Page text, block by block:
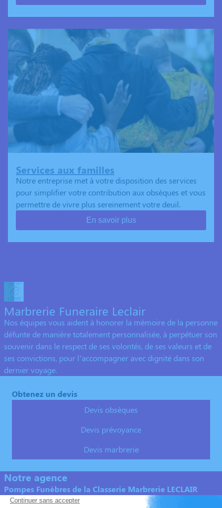
Services aux familles
Notre entreprise met à votre disposition des services
pour simplifier votre contribution aux obsèques et vous
permettre de vivre plus sereinement votre deuil.
En savoir plus
Marbrerie Funeraire Leclair
Nos équipes vous aident à honorer la mémoire de la personne
défunte de manière totalement personnalisée, à perpétuer son
souvenir dans le respect de ses volontés, de ses valeurs et de
ses convictions, pour l’accompagner avec dignité dans son
dernier voyage.
Obtenez un devis
Devis obsèques
Devis prévoyance
Devis marbrerie
Notre agence
Pompes Funèbres de la Classerie Marbrerie LECLAIR
02 55 60 39 70